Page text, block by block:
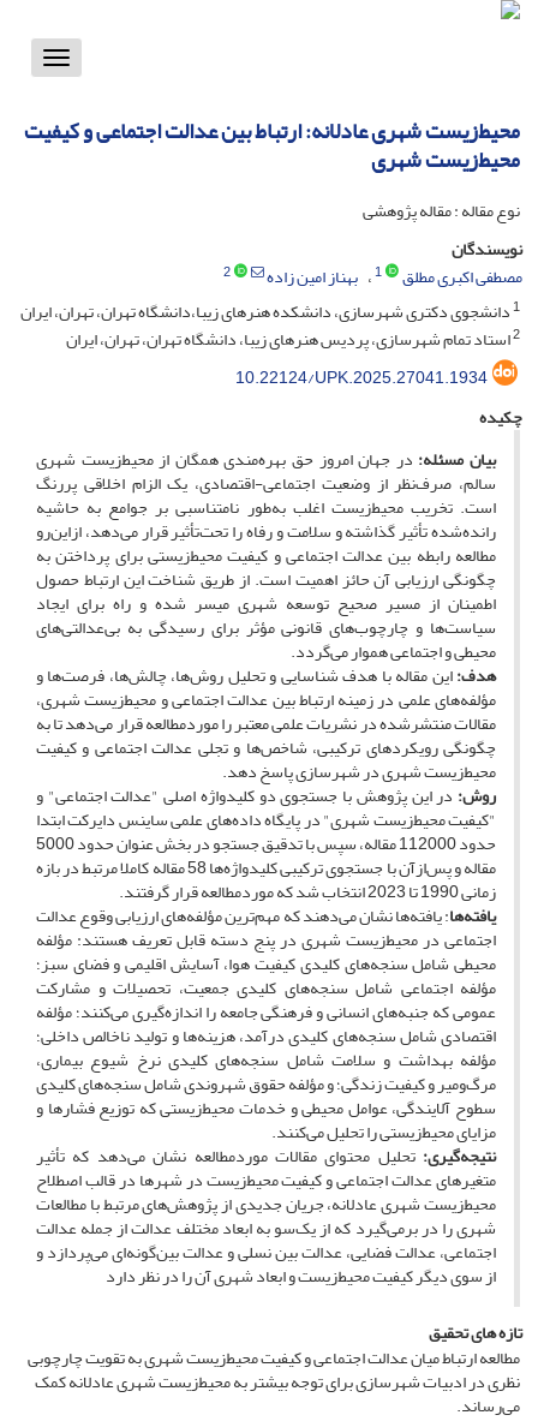
Toggle
محیط‌زیست شهری عادلانه: ارتباط بین عدالت اجتماعی و کیفیت
محیط‌زیست شهری
نوع مقاله : مقاله پژوهشی
نویسندگان
مصطفی اکبری مطلق
1 بهناز امین زاده
2
1دانشجوی دکتری شهرسازی، دانشکده هنرهای زیبا،دانشگاه تهران، تهران، ایران
2استاد تمام شهرسازی، پردیس هنرهای زیبا، دانشگاه تهران، تهران، ایران
10.22124/UPK.2025.27041.1934
چکیده
بیان مسئله: در جهان امروز حق بهره‌مندی همگان از محیط‌زیست شهری
سالم، صرف‌نظر از وضعیت اجتماعی-اقتصادی، یک الزام اخلاقی پررنگ
است. تخریب محیط‌زیست اغلب به‌طور نامتناسبی بر جوامع به حاشیه
رانده‌شده تأثیر گذاشته و سلامت و رفاه را تحت‌تأثیر قرار می‌دهد، ازاین‌رو
مطالعه رابطه بین عدالت اجتماعی و کیفیت محیط‌زیستی برای پرداختن به
چگونگی ارزیابی آن حائز اهمیت است. از طریق شناخت این ارتباط حصول
اطمینان از مسیر صحیح توسعه شهری میسر شده و راه برای ایجاد
سیاست‌ها و چارچوب‌های قانونی مؤثر برای رسیدگی به بی‌عدالتی‌های
محیطی و اجتماعی هموار می‌گردد.
هدف:این مقاله با هدف شناسایی و تحلیل روش‌ها، چالش‌ها، فرصت‌ها و
مؤلفه‌های علمی در زمینه ارتباط بین عدالت اجتماعی و محیط‌زیست شهری،
مقالات منتشرشده در نشریات علمی معتبر را موردمطالعه قرار می‌دهد تا به
چگونگی رویکردهای ترکیبی، شاخص‌ها و تجلی عدالت اجتماعی و کیفیت
محیط‌زیست شهری در شهرسازی پاسخ دهد.
روش: در این پژوهش با جستجوی دو کلیدواژه اصلی "عدالت اجتماعی" و
"کیفیت محیط‌زیست شهری" در پایگاه داده‌های علمی ساینس دایرکت ابتدا
حدود 112000 مقاله، سپس با تدقیق جستجو در بخش عنوان حدود 5000
مقاله و پس‌ازآن با جستجوی ترکیبی کلیدواژه‌ها 58 مقاله کاملا مرتبط در بازه
زمانی 1990 تا 2023 انتخاب شد که موردمطالعه قرار گرفتند.
یافته‌ها: یافته‌ها نشان می‌دهند که مهم‌ترین مؤلفه‌های ارزیابی وقوع عدالت
اجتماعی در محیط‌زیست شهری در پنج دسته قابل تعریف هستند: مؤلفه
محیطی شامل سنجه‌های کلیدی کیفیت هوا، آسایش اقلیمی و فضای سبز؛
مؤلفه اجتماعی شامل سنجه‌های کلیدی جمعیت، تحصیلات و مشارکت
عمومی که جنبه‌های انسانی و فرهنگی جامعه را اندازه‌گیری می‌کنند؛ مؤلفه
اقتصادی شامل سنجه‌های کلیدی درآمد، هزینه‌ها و تولید ناخالص داخلی؛
مؤلفه بهداشت و سلامت شامل سنجه‌های کلیدی نرخ شیوع بیماری،
مرگ‌ومیر و کیفیت زندگی؛ و مؤلفه حقوق شهروندی شامل سنجه‌های کلیدی
سطوح آلایندگی، عوامل محیطی و خدمات محیط‌زیستی که توزیع فشارها و
مزایای محیط‌زیستی را تحلیل می‌کنند.
نتیجه‌گیری:تحلیل محتوای مقالات موردمطالعه نشان می‌دهد که تأثیر
متغیرهای عدالت اجتماعی و کیفیت محیط‌زیست در شهرها در قالب اصطلاح
محیط‌زیست شهری عادلانه، جریان جدیدی از پژوهش‌های مرتبط با مطالعات
شهری را در برمی‌گیرد که از یک‌سو به ابعاد مختلف عدالت از جمله عدالت
اجتماعی، عدالت فضایی، عدالت بین نسلی و عدالت بین‌گونه‌ای می‌پردازد و
از سوی دیگر کیفیت محیط‌زیست و ابعاد شهری آن را در نظر دارد
تازه های تحقیق
مطالعه ارتباط میان عدالت اجتماعی و کیفیت محیط‌زیست شهری به تقویت چارچوبی
نظری در ادبیات شهرسازی برای توجه بیشتر به محیط‌زیست شهری عادلانه کمک
می‌رساند.